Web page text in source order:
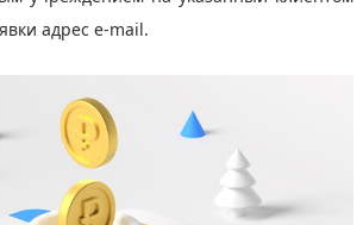
адрес e-mail.